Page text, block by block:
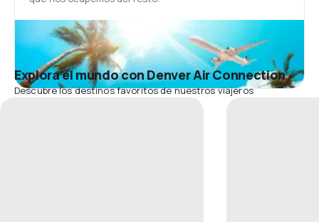
Explora el mundo con Denver Air Connection
Descubre los destinos favoritos de nuestros viajeros